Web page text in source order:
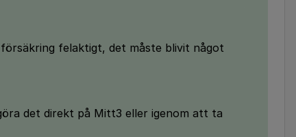
felaktigt, det måste blivit något
det direkt på Mitt3 eller igenom att ta